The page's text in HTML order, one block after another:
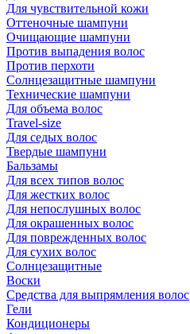
Для чувствительной кожи
Оттеночные шампуни
Очищающие шампуни
Против выпадения волос
Против перхоти
Солнцезащитные шампуни
Технические шампуни
Для объема волос
Travel-size
Для седых волос
Твердые шампуни
Бальзамы
Для всех типов волос
Для жестких волос
Для непослушных волос
Для окрашенных волос
Для поврежденных волос
Для сухих волос
Солнцезащитные
Воски
Средства для выпрямления волос
Гели
Кондиционеры